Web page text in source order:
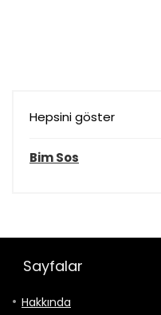
Hepsini göster
Bim Sos
Sayfalar
Hakkında